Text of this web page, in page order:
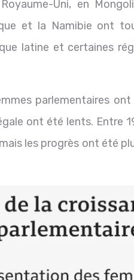
Uni, en
et la Namibie ont
latine et certaines
parlementaires
ont été lents. Entre
les progrès ont été